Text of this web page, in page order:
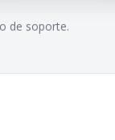
de soporte.